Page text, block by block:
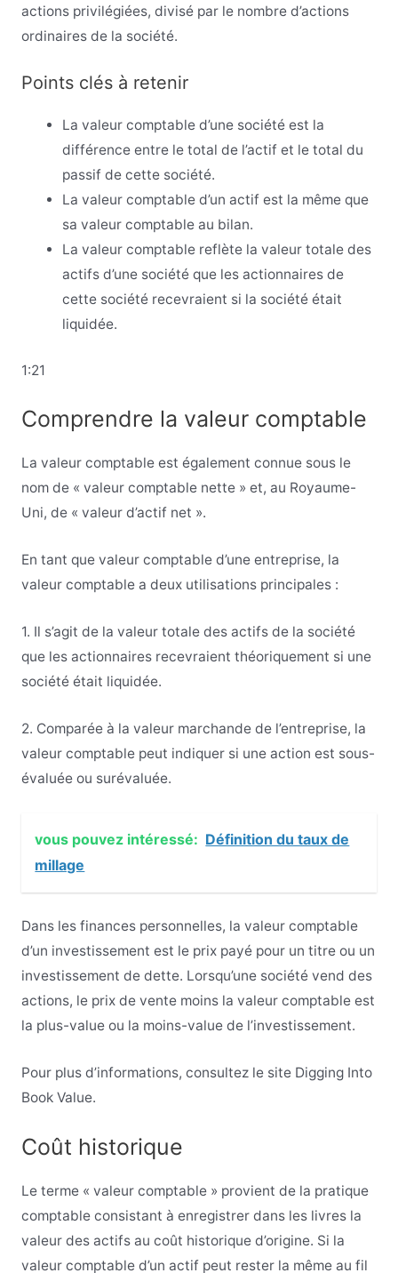
actions privilégiées, divisé par le nombre d’actions
ordinaires de la société.
Points clés à retenir
La valeur comptable d’une société est la
différence entre le total de l’actif et le total du
passif de cette société.
La valeur comptable d’un actif est la même que
sa valeur comptable au bilan.
La valeur comptable reflète la valeur totale des
actifs d’une société que les actionnaires de
cette société recevraient si la société était
liquidée.
1:21
Comprendre la valeur comptable
La valeur comptable est également connue sous le
nom de « valeur comptable nette » et, au Royaume-
Uni, de « valeur d’actif net ».
En tant que valeur comptable d’une entreprise, la
valeur comptable a deux utilisations principales :
1. Il s’agit de la valeur totale des actifs de la société
que les actionnaires recevraient théoriquement si une
société était liquidée.
2. Comparée à la valeur marchande de l’entreprise, la
valeur comptable peut indiquer si une action est sous-
évaluée ou surévaluée.
vous pouvez intéressé: Définition du taux de
millage
Dans les finances personnelles, la valeur comptable
d’un investissement est le prix payé pour un titre ou un
investissement de dette. Lorsqu’une société vend des
actions, le prix de vente moins la valeur comptable est
la plus-value ou la moins-value de l’investissement.
Pour plus d’informations, consultez le site Digging Into
Book Value.
Coût historique
Le terme « valeur comptable » provient de la pratique
comptable consistant à enregistrer dans les livres la
valeur des actifs au coût historique d’origine. Si la
valeur comptable d’un actif peut rester la même au fil